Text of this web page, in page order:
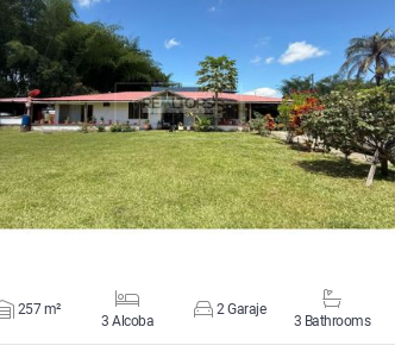
VIEW DETAILS
257 m²
3 Alcoba
2 Garaje
3 Bathrooms